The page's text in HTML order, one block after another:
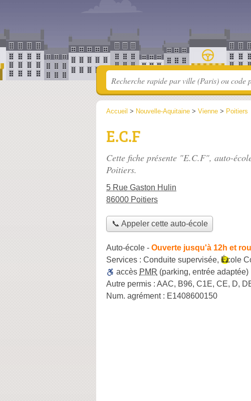
Accueil > Nouvelle-Aquitaine > Vienne > Poitiers
E.C.F
Cette fiche présente "E.C.F", auto-
Poitiers.
5 Rue Gaston Hulin
86000 Poitiers
📞 Appeler cette auto-école
Auto-école - Ouverte jusqu'à 12h et
Services : Conduite supervisée, École
accès PMR (parking, entrée adaptée)
Autre permis : AAC, B96, C1E, CE, D,
Num. agrément : E1408600150